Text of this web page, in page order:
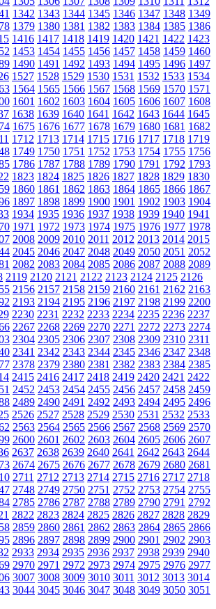
1342 1343 1344 1345 1346 1347 1348 1349
1379 1380 1381 1382 1383 1384 1385 1386
1416 1417 1418 1419 1420 1421 1422 1423
1453 1454 1455 1456 1457 1458 1459 1460
1490 1491 1492 1493 1494 1495 1496 1497
1527 1528 1529 1530 1531 1532 1533 1534
1564 1565 1566 1567 1568 1569 1570 1571
1601 1602 1603 1604 1605 1606 1607 1608
1638 1639 1640 1641 1642 1643 1644 1645
1675 1676 1677 1678 1679 1680 1681 1682
1712 1713 1714 1715 1716 1717 1718 1719
1749 1750 1751 1752 1753 1754 1755 1756
1786 1787 1788 1789 1790 1791 1792 1793
1823 1824 1825 1826 1827 1828 1829 1830
1860 1861 1862 1863 1864 1865 1866 1867
1897 1898 1899 1900 1901 1902 1903 1904
1934 1935 1936 1937 1938 1939 1940 1941
1971 1972 1973 1974 1975 1976 1977 1978
2008 2009 2010 2011 2012 2013 2014 2015
2045 2046 2047 2048 2049 2050 2051 2052
2082 2083 2084 2085 2086 2087 2088 2089
2119 2120 2121 2122 2123 2124 2125 2126
2156 2157 2158 2159 2160 2161 2162 2163
2193 2194 2195 2196 2197 2198 2199 2200
2230 2231 2232 2233 2234 2235 2236 2237
2267 2268 2269 2270 2271 2272 2273 2274
2304 2305 2306 2307 2308 2309 2310 2311
2341 2342 2343 2344 2345 2346 2347 2348
2378 2379 2380 2381 2382 2383 2384 2385
2415 2416 2417 2418 2419 2420 2421 2422
2452 2453 2454 2455 2456 2457 2458 2459
2489 2490 2491 2492 2493 2494 2495 2496
2526 2527 2528 2529 2530 2531 2532 2533
2563 2564 2565 2566 2567 2568 2569 2570
2600 2601 2602 2603 2604 2605 2606 2607
2637 2638 2639 2640 2641 2642 2643 2644
2674 2675 2676 2677 2678 2679 2680 2681
2711 2712 2713 2714 2715 2716 2717 2718
2748 2749 2750 2751 2752 2753 2754 2755
2785 2786 2787 2788 2789 2790 2791 2792
2822 2823 2824 2825 2826 2827 2828 2829
2859 2860 2861 2862 2863 2864 2865 2866
2896 2897 2898 2899 2900 2901 2902 2903
2933 2934 2935 2936 2937 2938 2939 2940
2970 2971 2972 2973 2974 2975 2976 2977
3007 3008 3009 3010 3011 3012 3013 3014
3044 3045 3046 3047 3048 3049 3050 3051